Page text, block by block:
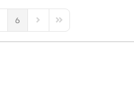
6
Next PageLast Page